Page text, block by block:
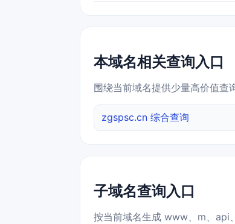
本域名相关查询入口
围绕当前域名提供少量高价值查
zgspsc.cn 综合查询
子域名查询入口
按当前域名生成 www、m、api